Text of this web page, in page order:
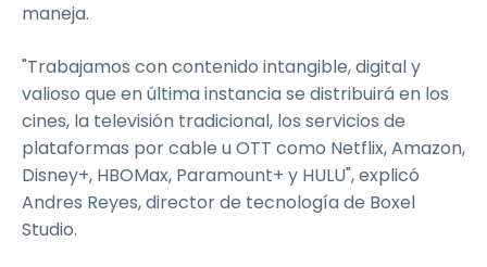
maneja.
"Trabajamos con contenido intangible, digital y
valioso que en última instancia se distribuirá en los
cines, la televisión tradicional, los servicios de
plataformas por cable u OTT como Netflix, Amazon,
Disney+, HBOMax, Paramount+ y HULU", explicó
Andres Reyes, director de tecnología de Boxel
Studio.